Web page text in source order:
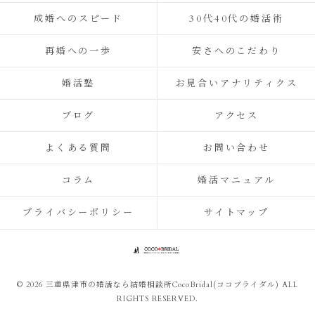
成婚へのスピード 30代40代の婚活術
再婚への一歩 安さへのこだわり
婚活塾 お見合いアナリティクス
ブログ アクセス
よくある質問 お問い合わせ
コラム 婚活マニュアル
プライバシーポリシー サイトマップ
© 2026 三重県津市の婚活なら結婚相談所CocoBridal(ココブライダル) ALL
RIGHTS RESERVED.